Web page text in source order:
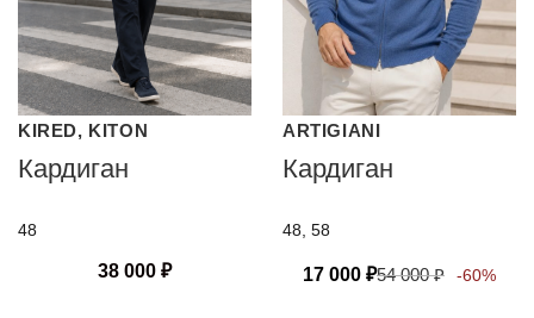
KIRED, KITON
Кардиган
48
38 000 ₽
ARTIGIANI
Кардиган
48, 58
17 000 ₽54 000₽ -60%